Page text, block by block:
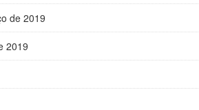
de 2019
2019